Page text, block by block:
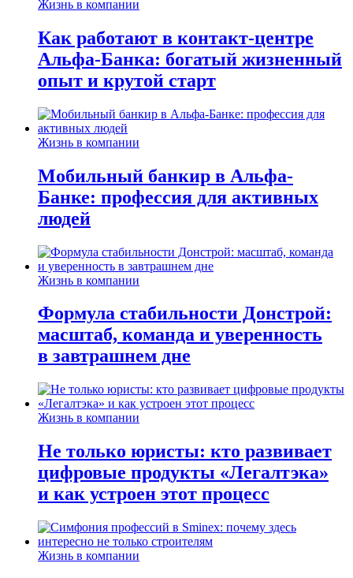
Жизнь в компании
Как работают в контакт-центре
Альфа-Банка: богатый жизненный
опыт и крутой старт
Жизнь в компании
Мобильный банкир в Альфа-
Банке: профессия для активных
людей
Жизнь в компании
Формула стабильности Донстрой:
масштаб, команда и уверенность
в завтрашнем дне
Жизнь в компании
Не только юристы: кто развивает
цифровые продукты «Легалтэка»
и как устроен этот процесс
Жизнь в компании